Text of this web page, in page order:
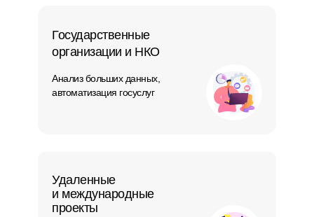
Удаленные
и международные
проекты
Государственные
организации и НКО
Анализ больших данных,
автоматизация госуслуг